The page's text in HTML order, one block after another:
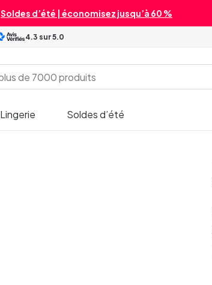
Soldes d’été | économisez jusqu’à 60 %
4.3 sur 5.0
Lingerie Soldes d’été